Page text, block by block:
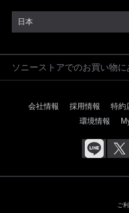
日本
ソニーストアでのお買い物に
会社情報 採用情報 特約
環境情報
ご